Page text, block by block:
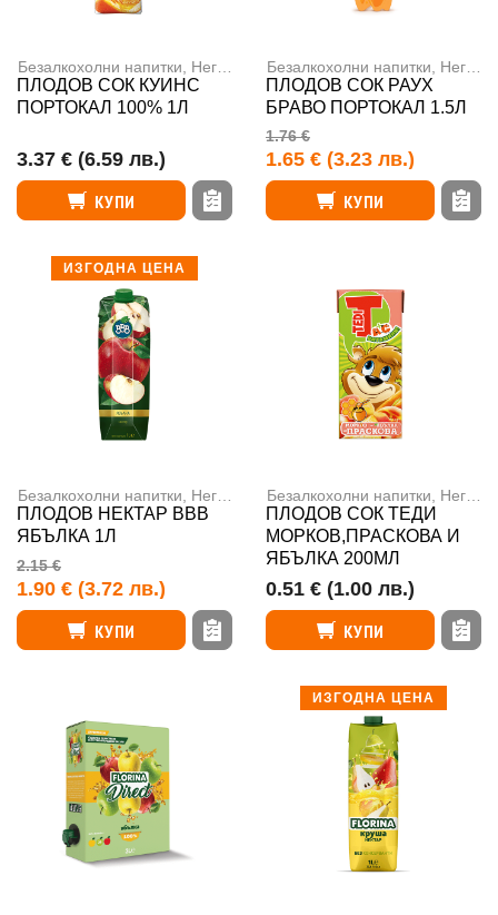
Безалкохолни напитки Негазирани напитки
ПЛОДОВ СОК КУИНС
ПОРТОКАЛ 100% 1Л
3.37 € (6.59 лв.)
КУПИ
Безалкохолни напитки Негазирани напитки
ПЛОДОВ СОК РАУХ
БРАВО ПОРТОКАЛ 1.5Л
1.76 €
1.65 € (3.23 лв.)
КУПИ
ИЗГОДНА ЦЕНА
Безалкохолни напитки Негазирани напитки
ПЛОДОВ НЕКТАР ВВВ
ЯБЪЛКА 1Л
2.15 €
1.90 € (3.72 лв.)
КУПИ
Безалкохолни напитки Негазирани напитки
ПЛОДОВ СОК ТЕДИ
МОРКОВ,ПРАСКОВА И
ЯБЪЛКА 200МЛ
0.51 € (1.00 лв.)
КУПИ
ИЗГОДНА ЦЕНА